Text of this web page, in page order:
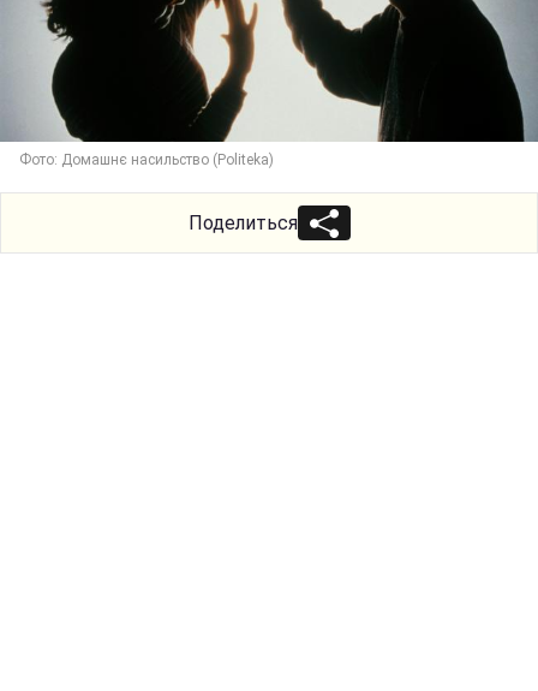
Фото: Домашнє насильство (Politeka)
Поделиться